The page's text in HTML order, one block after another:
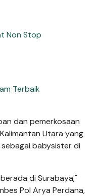
Non Stop
Terbaik
dan pemerkosaan
Utara yang
babysister di
di Surabaya,"
Pol Arya Perdana,